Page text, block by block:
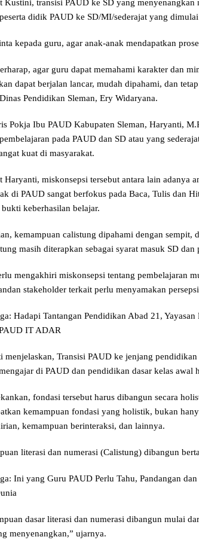
Kustini, transisi PAUD ke SD yang menyenangkan
didik PAUD ke SD/MI/sederajat yang
kepada guru, agar anak-anak mendapatkan
agar guru dapat memahami karakter dan
dapat berjalan lancar, mudah dipahami, dan
Pendidikan Sleman, Ery Widaryana.
Pokja Ibu PAUD Kabupaten Sleman, Haryanti,
pada PAUD dan SD atau yang
kuat di masyarakat.
Haryanti, miskonsepsi tersebut antara lain adanya
di PAUD sangat berfokus pada Baca, Tulis dan
bukti keberhasilan belajar.
kemampuan calistung dipahami dengan sempit,
masih diterapkan sebagai syarat masuk SD
mengakhiri miskonsepsi tentang pembelajaran
stakeholder terkait perlu menyamakan
Hadapi Tantangan Pendidikan Abad 21,
IT ADAR
menjelaskan, Transisi PAUD ke jenjang
di PAUD dan pendidikan dasar kelas awal
fondasi tersebut harus dibangun secara
kemampuan fondasi yang holistik, bukan
kemampuan berinteraksi, dan lainnya.
literasi dan numerasi (Calistung) dibangun
Ini yang Guru PAUD Perlu Tahu, Pandangan
dasar literasi dan numerasi dibangun mulai
menyenangkan,” ujarnya.